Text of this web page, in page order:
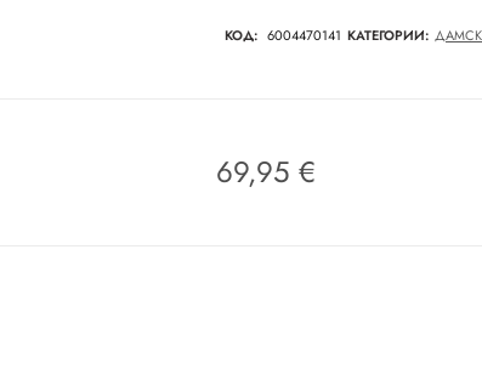
КОД: 6004470141 КАТЕГОРИИ:
69,95 €